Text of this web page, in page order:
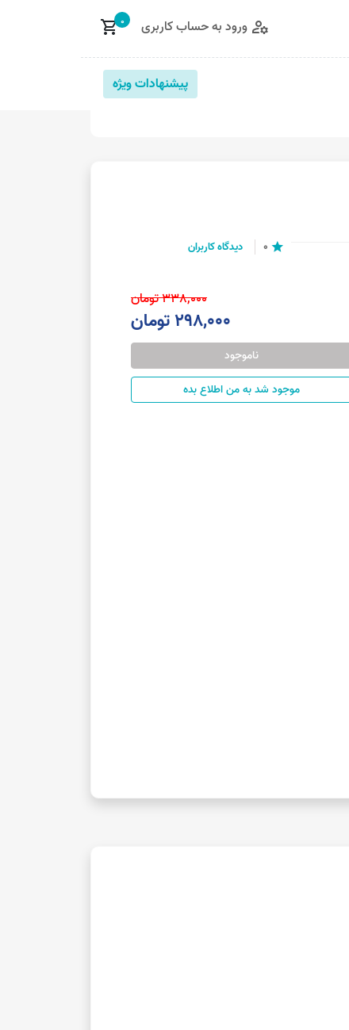
manage_accounts ورود به حساب کاربری shopping_cart0
پیشنهادات ویژه
star
0 دیدگاه کاربران
338,000 تومان
298,000 تومان
ناموجود
موجود شد به من اطلاع بده